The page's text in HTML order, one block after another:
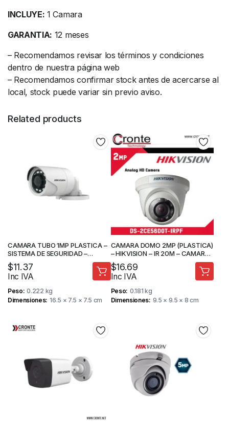
INCLUYE: 1 Camara
GARANTIA: 12 meses
– Recomendamos revisar los términos y condiciones
dentro de nuestra página web
– Recomendamos confirmar stock antes de acercarse al
local, stock puede variar sin previo aviso.
Related products
CAMARA TUBO 1MP PLASTICA –
SISTEMA DE SEGURIDAD –
HIKVISION
$11.37
Inc IVA
Peso 0.222 kg
Dimensiones 16.5 × 7.5 × 7.5 cm
CAMARA DOMO 2MP (PLASTICA)
– HIKVISION – IR 20M – CAMARA
DE SEGURIDAD
$16.69
Inc IVA
Peso 0.181 kg
Dimensiones 9.5 × 9.5 × 8 cm